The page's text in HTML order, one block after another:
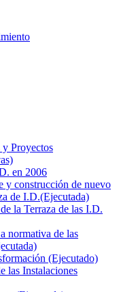
Proyectos
en 2006
y construcción de nuevo
de I.D.(Ejecutada)
la Terraza de las I.D.
normativa de las
(Ejecutado)
las Instalaciones